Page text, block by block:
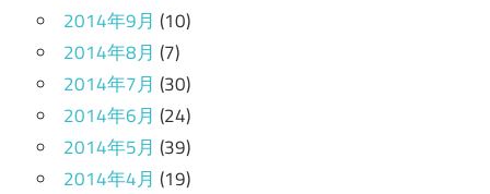
2014年9月 (10)
2014年8月 (7)
2014年7月 (30)
2014年6月 (24)
2014年5月 (39)
2014年4月 (19)